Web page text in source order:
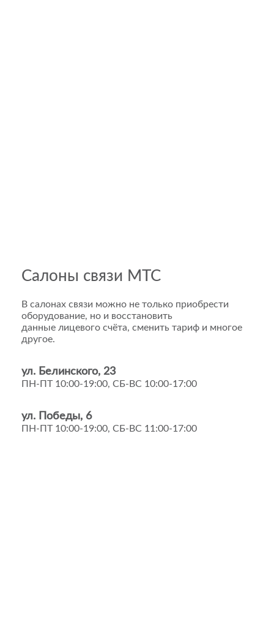
Салоны связи МТС
В салонах связи можно не только приобрести
оборудование, но и восстановить
данные лицевого счёта, сменить тариф и многое
другое.
ул. Белинского, 23
ПН-ПТ 10:00-19:00, СБ-ВС 10:00-17:00
ул. Победы, 6
ПН-ПТ 10:00-19:00, СБ-ВС 11:00-17:00